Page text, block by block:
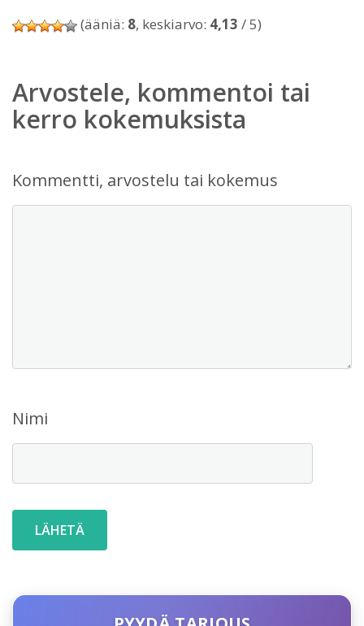
(ääniä: 8, keskiarvo: 4,13 / 5)
Arvostele, kommentoi tai
kerro kokemuksista
Kommentti, arvostelu tai kokemus
Nimi